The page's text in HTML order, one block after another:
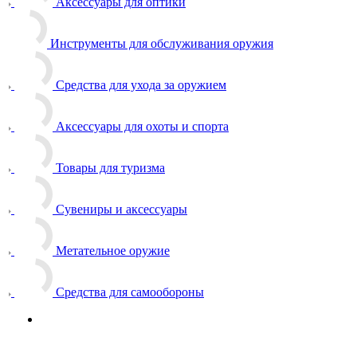
Инструменты для обслуживания оружия
Средства для ухода за оружием
Аксессуары для охоты и спорта
Товары для туризма
Сувениры и аксессуары
Метательное оружие
Средства для самообороны